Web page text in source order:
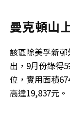
曼克頓山
該區除美孚新
出，9月份錄得
位，實用面積
高達19,837元。